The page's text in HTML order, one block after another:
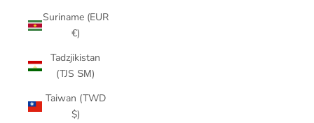
Suriname (EUR
€)
Tadzjikistan
(TJS ЅМ)
Taiwan (TWD
$)